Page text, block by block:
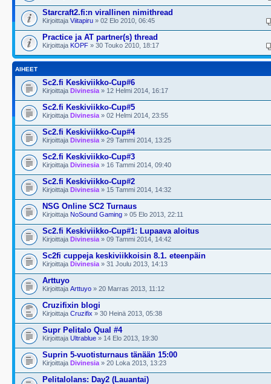
Starcraft2.fi:n virallinen nimithread
Kirjoittaja Viitapiru » 02 Elo 2010, 06:45
Practice ja AT partner(s) thread
Kirjoittaja KOPF » 30 Touko 2010, 18:17
AIHEET
Sc2.fi Keskiviikko-Cup#6
Kirjoittaja Divinesia » 12 Helmi 2014, 16:17
Sc2.fi Keskiviikko-Cup#5
Kirjoittaja Divinesia » 02 Helmi 2014, 23:55
Sc2.fi Keskiviikko-Cup#4
Kirjoittaja Divinesia » 29 Tammi 2014, 13:25
Sc2.fi Keskiviikko-Cup#3
Kirjoittaja Divinesia » 16 Tammi 2014, 09:40
Sc2.fi Keskiviikko-Cup#2
Kirjoittaja Divinesia » 15 Tammi 2014, 14:32
NSG Online SC2 Turnaus
Kirjoittaja NoSound Gaming » 05 Elo 2013, 22:11
Sc2.fi Keskiviikko-Cup#1: Lupaava aloitus
Kirjoittaja Divinesia » 09 Tammi 2014, 14:42
Sc2fi cuppeja keskiviikkoisin 8.1. eteenpäin
Kirjoittaja Divinesia » 31 Joulu 2013, 14:13
Arttuyo
Kirjoittaja Arttuyo » 20 Marras 2013, 11:12
Cruzifixin blogi
Kirjoittaja Cruzifix » 30 Heinä 2013, 05:38
Supr Pelitalo Qual #4
Kirjoittaja Ultrablue » 14 Elo 2013, 19:30
Suprin 5-vuotisturnaus tänään 15:00
Kirjoittaja Divinesia » 20 Loka 2013, 13:23
Pelitalolans: Day2 (Lauantai)